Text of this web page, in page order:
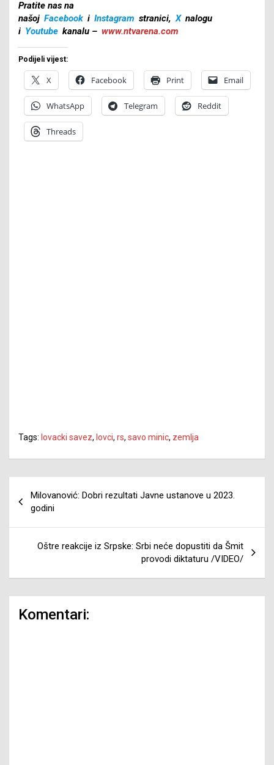
Pratite nas na
našoj Facebook i Instagram stranici, X nalogu
i Youtube kanalu – www.ntvarena.com
Podijeli vijest:
X Facebook Print Email
WhatsApp Telegram Reddit
Threads
Tags: lovacki savez, lovci, rs, savo minic, zemlja
članaka
Milovanović: Dobri rezultati Javne ustanove u 2023.
godini
Oštre reakcije iz Srpske: Srbi neće dopustiti da Šmit
provodi diktaturu /VIDEO/
Komentari: